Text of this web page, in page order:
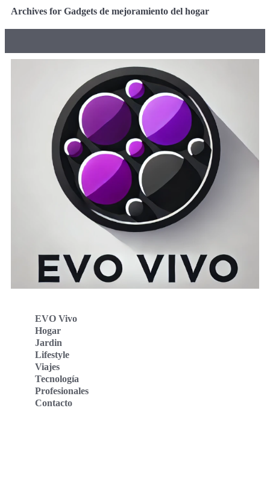
Archives for Gadgets de mejoramiento del hogar
EVO Vivo
Hogar
Jardin
Lifestyle
Viajes
Tecnología
Profesionales
Contacto